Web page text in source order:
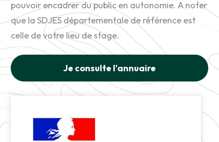
pouvoir encadrer du public en autonomie. A noter
que la SDJES départementale de référence est
celle de votre lieu de stage.
Je consulte l'annuaire